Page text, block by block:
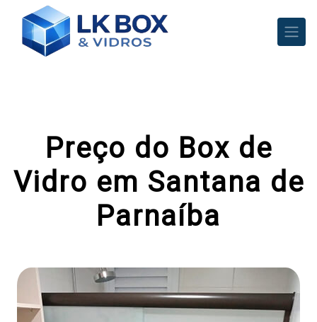
Preço do Box de
Vidro em Santana de
Parnaíba